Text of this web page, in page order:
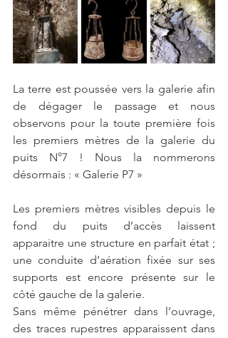
La terre est poussée vers la galerie afin
de dégager le passage et nous
observons pour la toute première fois
les premiers mètres de la galerie du
puits N°7 ! Nous la nommerons
désormais : « Galerie P7 »
Les premiers mètres visibles depuis le
fond du puits d’accès laissent
apparaitre une structure en parfait état ;
une conduite d’aération fixée sur ses
supports est encore présente sur le
côté gauche de la galerie.
Sans même pénétrer dans l’ouvrage,
des traces rupestres apparaissent dans